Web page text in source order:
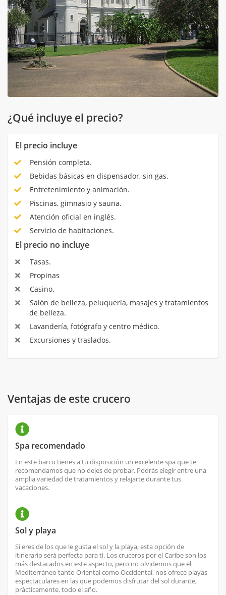
¿Qué incluye el precio?
El precio incluye
Pensión completa.
Bebidas básicas en dispensador, sin gas.
Entretenimiento y animación.
Piscinas, gimnasio y sauna.
Atención oficial en inglés.
Servicio de habitaciones.
El precio no incluye
Tasas.
Propinas
Casino.
Salón de belleza, peluquería, masajes y tratamientos
de belleza.
Lavandería, fotógrafo y centro médico.
Excursiones y traslados.
Ventajas de este crucero
Spa recomendado
En este barco tienes a tu disposición un excelente spa que te
recomendamos que no dejes de probar. Podrás elegir entre una
amplia variedad de tratamientos y relajarte durante tus
vacaciones.
Sol y playa
Si eres de los que le gusta el sol y la playa, esta opción de
itinerario será perfecta para ti. Los cruceros por el Caribe son los
más destacados en este aspecto, pero no olvidemos que el
Mediterráneo tanto Oriental como Occidental, nos ofrece playas
espectaculares en las que podemos disfrutar del sol durante,
prácticamente, todo el año.